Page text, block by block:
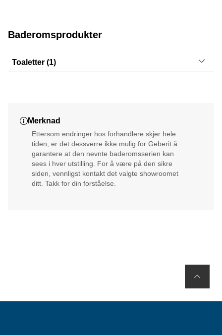
Baderomsprodukter
Toaletter (1)
Merknad
Ettersom endringer hos forhandlere skjer hele
tiden, er det dessverre ikke mulig for Geberit å
garantere at den nevnte baderomsserien kan
sees i hver utstilling. For å være på den sikre
siden, vennligst kontakt det valgte showroomet
ditt. Takk for din forståelse.